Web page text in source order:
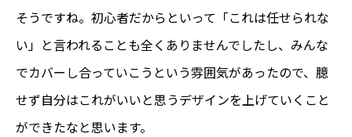
そうですね。初心者だからといって「これは任せられな
い」と言われることも全くありませんでしたし、みんな
でカバーし合っていこうという雰囲気があったので、臆
せず自分はこれがいいと思うデザインを上げていくこと
ができたなと思います。